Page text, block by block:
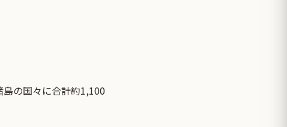
島の国々に合計約1,100